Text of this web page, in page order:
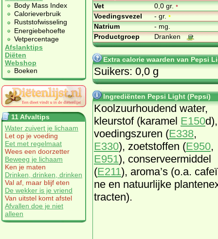
Body Mass Index
Calorieverbruik
Ruststofwisseling
Energiebehoefte
Vetpercentage
Afslanktips
Diëten
Webshop
Boeken
11 Afvaltips
Water zuivert je lichaam
Let op je voeding
Eet met regelmaat
Wees een doorzetter
Beweeg je lichaam
Ken je maten
Drinken, drinken, drinken
Val af, maar blijf eten
De wekker is je vriend
Van uitstel komt afstel
Afvallen doe je niet
alleen
Vet
0,0 gr.•
Voedingsvezel
- gr.•
Natrium
- mg.
Productgroep
Dranken
Extra calorie waarden van Pepsi
Suikers: 0,0 g
Ingrediënten Pepsi Light (Pepsi)
Kool­zuur­hou­dend wa­ter,
kleur­stof (ka­ra­mel E150d),
voe­dings­zu­ren (E338,
E330), zoet­stof­fen (E950,
E951), con­ser­veer­mid­del
(E211), aro­ma’s (o.a.
ne en na­tuur­lij­ke
trac­ten).